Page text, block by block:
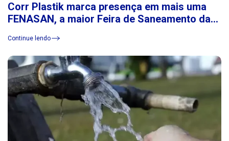
Corr Plastik marca presença em mais uma
FENASAN, a maior Feira de Saneamento da
Continue lendo